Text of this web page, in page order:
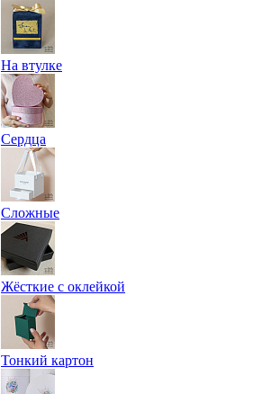
На втулке
Сердца
Сложные
Жёсткие с оклейкой
Тонкий картон